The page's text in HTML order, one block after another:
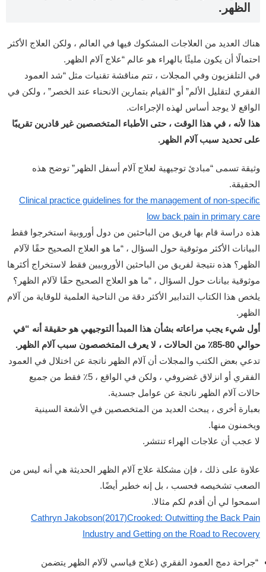
الظهر.
هناك العديد من العلاجات المشكوك فيها في العالم ، ولكن العلاج الأكثر
احتمالًا أن يكون مليئًا بالهراء هو عالم “علاج آلام الظهر.
في التلفزيون وفي المجلات ، تتم مناقشة تقنيات مثل “شد العمود
الفقري لتقليل الألم” أو “القيام بتمارين الانحناء عند الخصر” ، ولكن في
الواقع لا يوجد أساس لهذه الإجراءات.
هذا لأنه ، في هذا الوقت ، حتى الأطباء المتخصصين غير قادرين تقريبًا
على تحديد سبب آلام الظهر.
وثيقة تسمى “مبادئ توجيهية لعلاج آلام أسفل الظهر” توضح هذه
الحقيقة.
Clinical practice guidelines for the management of non-specific
low back pain in primary care
هذه دراسة قام بها فريق من الباحثين من دول أوروبية استخرجوا فقط
البيانات الأكثر موثوقية حول السؤال ، “ما هو العلاج الصحيح حقًا لآلام
الظهر؟ هذه نتيجة لفريق من الباحثين الأوروبيين فقط لاستخراج أكثرها
موثوقية بيانات حول السؤال ، “ما هو العلاج الصحيح حقًا لآلام الظهر؟
يلخص هذا الكتاب التدابير الأكثر دقة من الناحية العلمية للوقاية من آلام
الظهر.
أول شيء يجب مراعاته بشأن هذا المبدأ التوجيهي هو حقيقة أنه “في
حوالي 80-85٪ من الحالات ، لا يعرف المتخصصون سبب آلام الظهر.
تدعي بعض الكتب والمجلات أن آلام الظهر ناتجة عن اختلال في العمود
الفقري أو انزلاق غضروفي ، ولكن في الواقع ، 5٪ فقط من جميع
حالات آلام الظهر ناتجة عن عوامل جسدية.
بعبارة أخرى ، يبحث العديد من المتخصصين في الأشعة السينية
ويخمنون منها.
لا عجب أن علاجات الهراء تنتشر.
علاوة على ذلك ، فإن مشكلة علاج آلام الظهر الحديثة هي أنه ليس من
الصعب تشخيصه فحسب ، بل إنه خطير أيضًا.
اسمحوا لي أن أقدم لكم مثالا.
Cathryn Jakobson(2017)Crooked: Outwitting the Back Pain
Industry and Getting on the Road to Recovery
“جراحة دمج العمود الفقري (علاج قياسي لآلام الظهر يتضمن